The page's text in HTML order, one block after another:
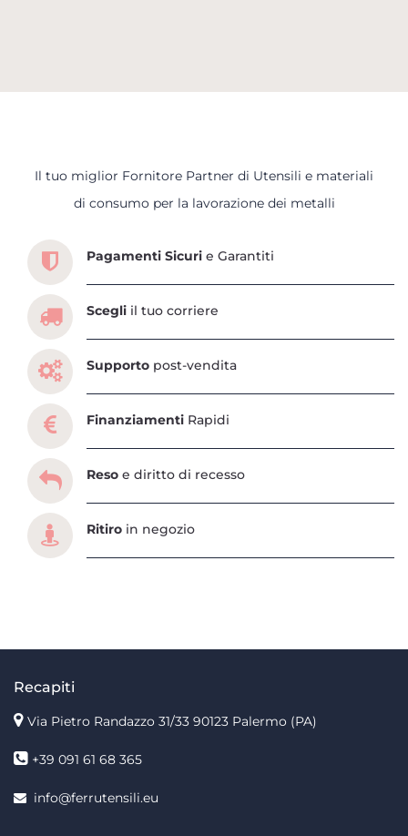
Il tuo miglior Fornitore Partner di Utensili e materiali
di consumo per la lavorazione dei metalli
Scopri tutti i servizi che ti abbiamo dedicato
Pagamenti Sicuri e Garantiti
Scegli il tuo corriere
Supporto post-vendita
Finanziamenti Rapidi
Reso e diritto di recesso
Ritiro in negozio
Recapiti
Via Pietro Randazzo 31/33 90123 Palermo (PA)
+39 091 61 68 365
info@ferrutensili.eu